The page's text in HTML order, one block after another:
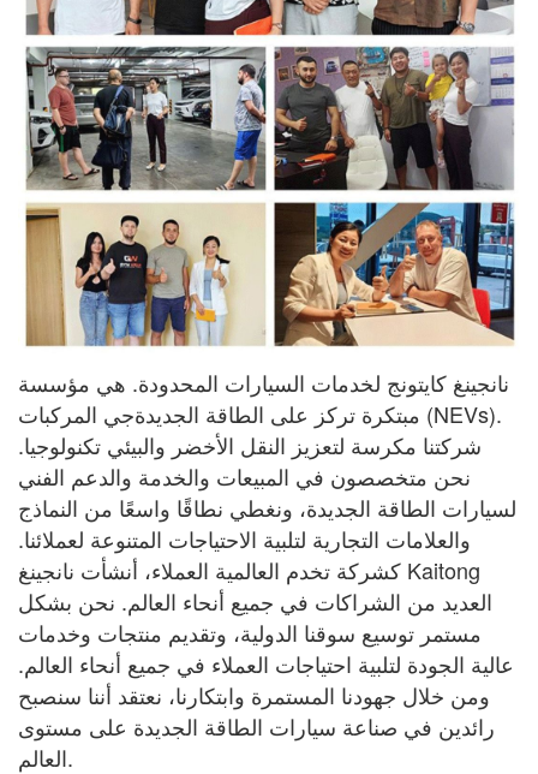
نانجينغ كايتونج لخدمات السيارات المحدودة. هي مؤسسة
مبتكرة تركز على الطاقة الجديدةجي المركبات (NEVs).
شركتنا مكرسة لتعزيز النقل الأخضر والبيئي تكنولوجيا.
نحن متخصصون في المبيعات والخدمة والدعم الفني
لسيارات الطاقة الجديدة، ونغطي نطاقًا واسعًا من النماذج
والعلامات التجارية لتلبية الاحتياجات المتنوعة لعملائنا.
كشركة تخدم العالمية العملاء، أنشأت نانجينغ Kaitong
العديد من الشراكات في جميع أنحاء العالم. نحن بشكل
مستمر توسيع سوقنا الدولية، وتقديم منتجات وخدمات
عالية الجودة لتلبية احتياجات العملاء في جميع أنحاء العالم.
ومن خلال جهودنا المستمرة وابتكارنا، نعتقد أننا سنصبح
رائدين في صناعة سيارات الطاقة الجديدة على مستوى
العالم.